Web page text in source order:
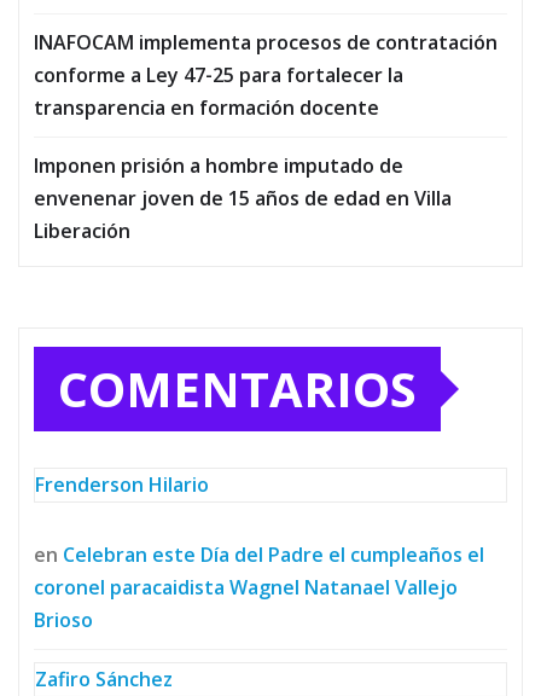
INAFOCAM implementa procesos de contratación
conforme a Ley 47-25 para fortalecer la
transparencia en formación docente
Imponen prisión a hombre imputado de
envenenar joven de 15 años de edad en Villa
Liberación
COMENTARIOS
Frenderson Hilario
en Celebran este Día del Padre el cumpleaños el
coronel paracaidista Wagnel Natanael Vallejo
Brioso
Zafiro Sánchez